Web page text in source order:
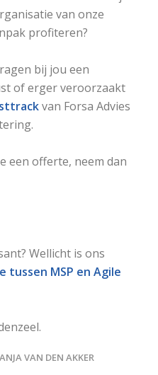
van onze
profiteren?
bij jou een
of erger veroorzaakt
van Forsa Advies
een offerte, neem dan
Wellicht is ons
tussen MSP en Agile
VAN DEN AKKER